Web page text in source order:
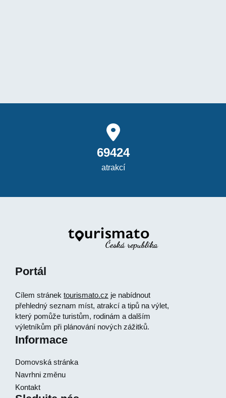
69424
atrakcí
Portál
Cílem stránek tourismato.cz je nabídnout
přehledný seznam míst, atrakcí a tipů na výlet,
který pomůže turistům, rodinám a dalším
výletníkům při plánování nových zážitků.
Informace
Domovská stránka
Navrhni změnu
Kontakt